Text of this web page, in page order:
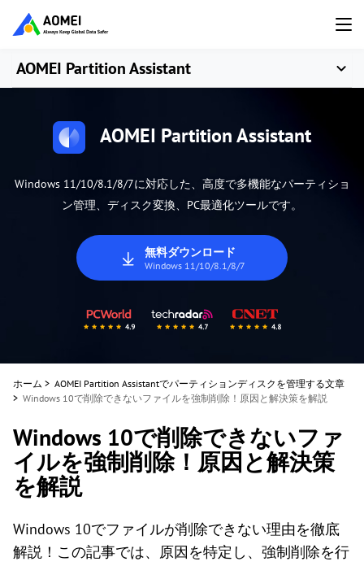
AOMEI Partition Assistant
AOMEI Partition Assistant
Windows 11/10/8.1/8/7に対応した、高度で多機能なパーティショ
ン管理、ディスク変換、PC最適化ツールです。
無料ダウンロード
Windows 11/10/8.1/8/7
ホーム > AOMEI Partition Assistantでパーティションディスクを管理する文章
> Windows 10で削除できないファイルを強制削除！原因と解決策を解説
Windows 10で削除できないファ
イルを強制削除！原因と解決策
を解説
Windows 10でファイルが削除できない理由を徹底
解説！この記事では、原因を特定し、強制削除を行